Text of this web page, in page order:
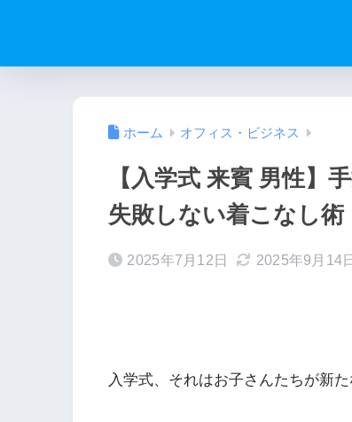
ホーム オフィス・ビジネス
【入学式 来賓 男性】
失敗しない着こなし術
2025年7月12日 2025年9月14日
入学式、それはお子さんたちが新